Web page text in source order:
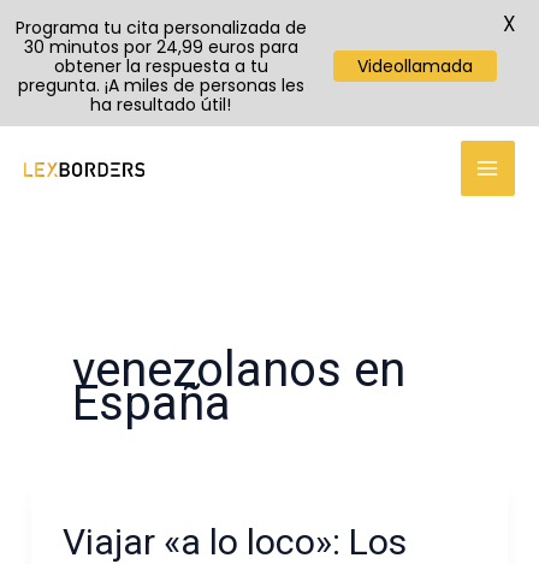
venezolanos en
España
Viajar «a lo loco»: Los
Viajar
Programa tu cita personalizada de
30 minutos por 24,99 euros para
obtener la respuesta a tu
pregunta. ¡A miles de personas les
ha resultado útil!
Videollamada
X